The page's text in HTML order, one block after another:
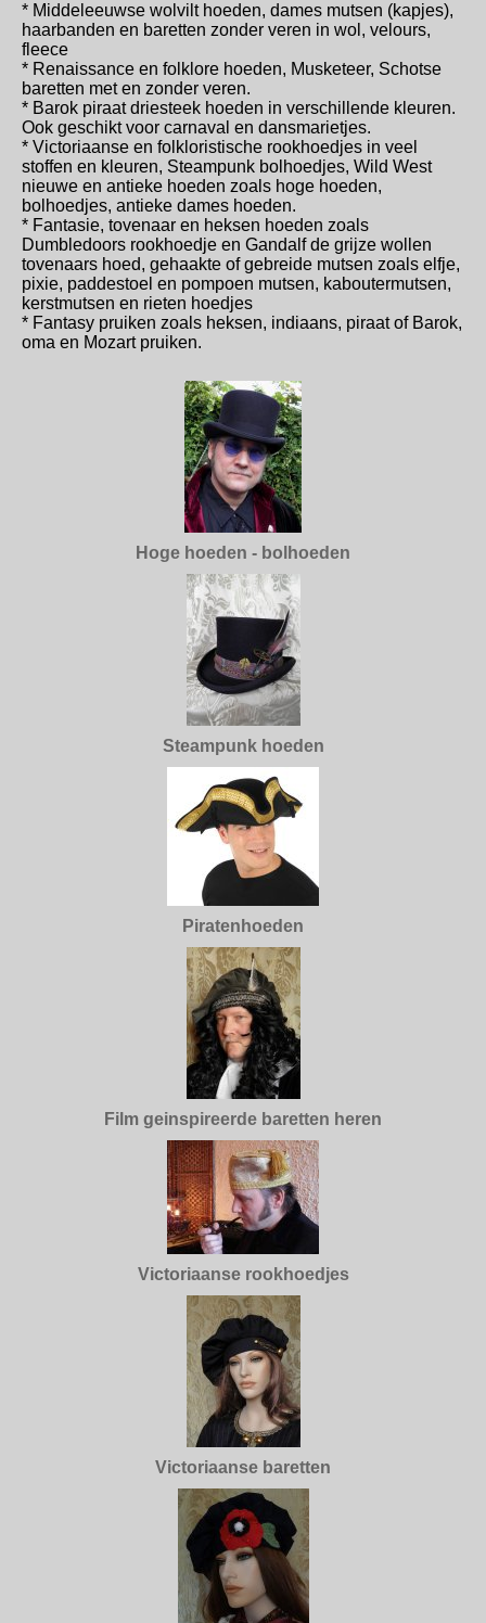
* Middeleeuwse wolvilt hoeden, dames mutsen (kapjes),
haarbanden en baretten zonder veren in wol, velours,
fleece
* Renaissance en folklore hoeden, Musketeer, Schotse
baretten met en zonder veren.
* Barok piraat driesteek hoeden in verschillende kleuren.
Ook geschikt voor carnaval en dansmarietjes.
* Victoriaanse en folkloristische rookhoedjes in veel
stoffen en kleuren, Steampunk bolhoedjes, Wild West
nieuwe en antieke hoeden zoals hoge hoeden,
bolhoedjes, antieke dames hoeden.
* Fantasie, tovenaar en heksen hoeden zoals
Dumbledoors rookhoedje en Gandalf de grijze wollen
tovenaars hoed, gehaakte of gebreide mutsen zoals elfje,
pixie, paddestoel en pompoen mutsen, kaboutermutsen,
kerstmutsen en rieten hoedjes
* Fantasy pruiken zoals heksen, indiaans, piraat of Barok,
oma en Mozart pruiken.
Hoge hoeden - bolhoeden
Steampunk hoeden
Piratenhoeden
Film geinspireerde baretten heren
Victoriaanse rookhoedjes
Victoriaanse baretten